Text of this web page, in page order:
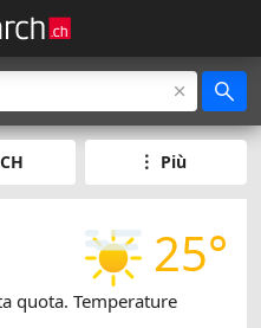
CH Più
25°
quota. Temperature